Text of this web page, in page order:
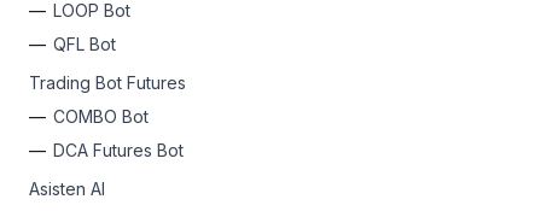
LOOP Bot
QFL Bot
Trading Bot Futures
COMBO Bot
DCA Futures Bot
Asisten AI